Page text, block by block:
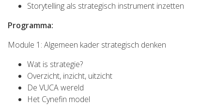
Storytelling als strategisch instrument inzetten
Programma:
Module 1: Algemeen kader strategisch denken
Wat is strategie?
Overzicht, inzicht, uitzicht
De VUCA wereld
Het Cynefin model